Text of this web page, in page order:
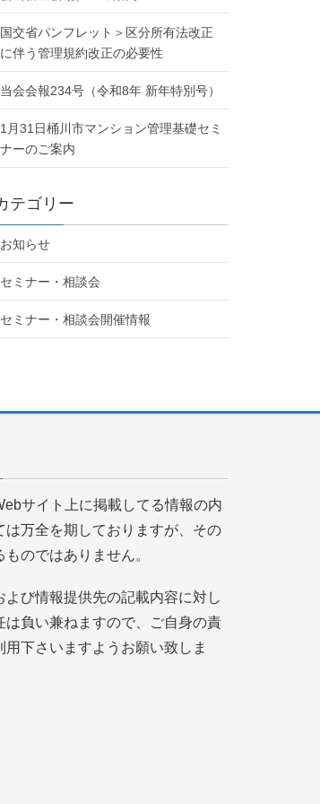
国交省パンフレット＞区分所有法改正
に伴う管理規約改正の必要性
当会会報234号（令和8年 新年特別号）
1月31日桶川市マンション管理基礎セミ
ナーのご案内
カテゴリー
お知らせ
セミナー・相談会
セミナー・相談会開催情報
サイト上に掲載してる情報の内
は万全を期しておりますが、その
のではありません。
よび情報提供先の記載内容に対し
は負い兼ねますので、ご自身の責
用下さいますようお願い致しま